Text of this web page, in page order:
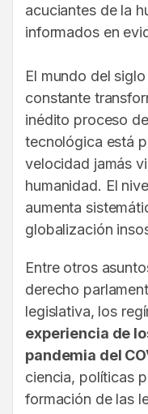
acuciantes de la
informados en
El mundo del
constante
inédito proceso
tecnológica está
velocidad jamás
humanidad. El
aumenta
globalización
Entre otros
derecho
legislativa, los
experiencia de
pandemia del
ciencia, políticas
formación de las